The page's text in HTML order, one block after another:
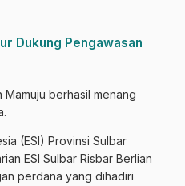
Dukung Pengawasan
berhasil menang
(ESI) Provinsi Sulbar
ESI Sulbar Risbar Berlian
perdana yang dihadiri